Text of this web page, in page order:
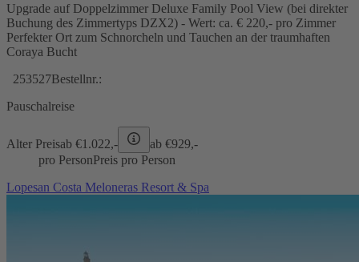
Upgrade auf Doppelzimmer Deluxe Family Pool View (bei direkter
Buchung des Zimmertyps DZX2) - Wert: ca. € 220,- pro Zimmer
Perfekter Ort zum Schnorcheln und Tauchen an der traumhaften
Coraya Bucht
253527Bestellnr.:
Pauschalreise
Alter Preisab €1.022,- ab €929,-
pro PersonPreis pro Person
Lopesan Costa Meloneras Resort & Spa